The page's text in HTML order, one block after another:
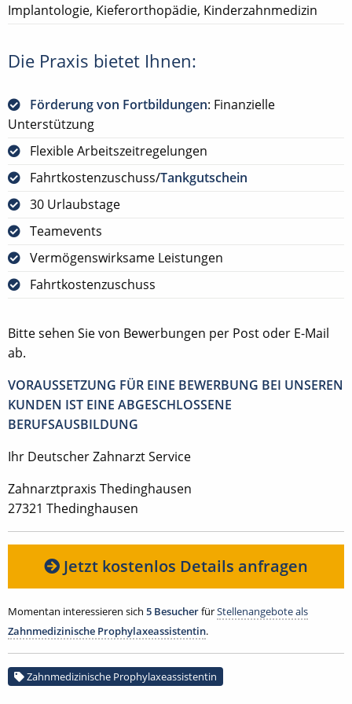
Implantologie, Kieferorthopädie, Kinderzahnmedizin
Die Praxis bietet Ihnen:
Förderung von Fortbildungen: Finanzielle
Unterstützung
Flexible Arbeitszeitregelungen
Fahrtkostenzuschuss/Tankgutschein
30 Urlaubstage
Teamevents
Vermögenswirksame Leistungen
Fahrtkostenzuschuss
Bitte sehen Sie von Bewerbungen per Post oder E-Mail
ab.
VORAUSSETZUNG FÜR EINE BEWERBUNG BEI UNSEREN
KUNDEN IST EINE ABGESCHLOSSENE
BERUFSAUSBILDUNG
Ihr Deutscher Zahnarzt Service
Zahnarztpraxis Thedinghausen
27321 Thedinghausen
Jetzt kostenlos Details anfragen
Momentan interessieren sich 5 BesucherfürStellenangebote als
Zahnmedizinische Prophylaxeassistentin.
Zahnmedizinische Prophylaxeassistentin